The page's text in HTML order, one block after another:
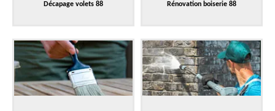
Décapage volets 88 Rénovation boiserie 88